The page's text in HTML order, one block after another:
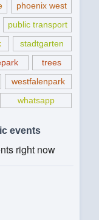
phoenix west
public transport
stadtgarten
trees
westfalenpark
whatsapp
events
right now